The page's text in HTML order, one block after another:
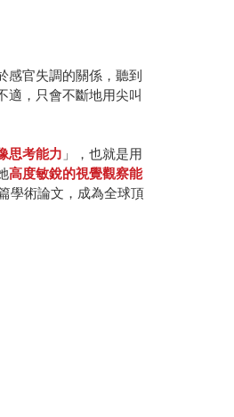
感官失調的關係，聽到
適，只會不斷地用尖叫
思考能力 」，也就是用
高度敏銳的視覺觀察能
學術論文，成為全球頂